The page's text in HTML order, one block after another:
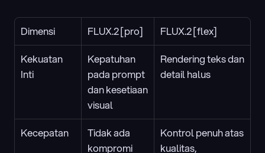
Dimensi FLUX.2 [pro]
FLUX.2 [flex]
Kekuatan
Inti
Kepatuhan
pada prompt
dan kesetiaan
visual
Rendering teks dan
detail halus
Kecepatan
Tidak ada
kompromi
Kontrol penuh atas
kualitas,